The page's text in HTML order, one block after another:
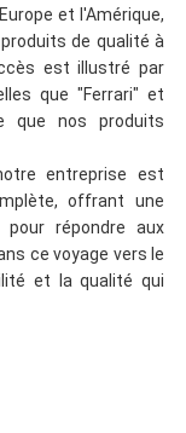
et l'Amérique,
de qualité à
est illustré par
que "Ferrari" et
que nos produits
entreprise est
offrant une
répondre aux
ce voyage vers le
et la qualité qui